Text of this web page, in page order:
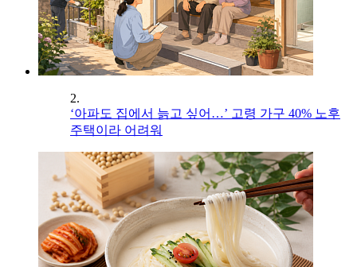
2.
‘아파도 집에서 늙고 싶어…’ 고령 가구 40% 노후
주택이라 어려워